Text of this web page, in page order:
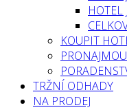
HOTEL
KOUPIT
TRŽNÍ ODHADY
NA PRODEJ